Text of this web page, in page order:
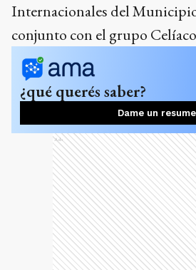
Internacionales del
conjunto con el grupo
¿qué querés saber?
Dame un
Ads